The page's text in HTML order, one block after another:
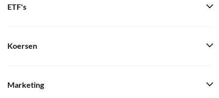
ETF's
Koersen
Marketing